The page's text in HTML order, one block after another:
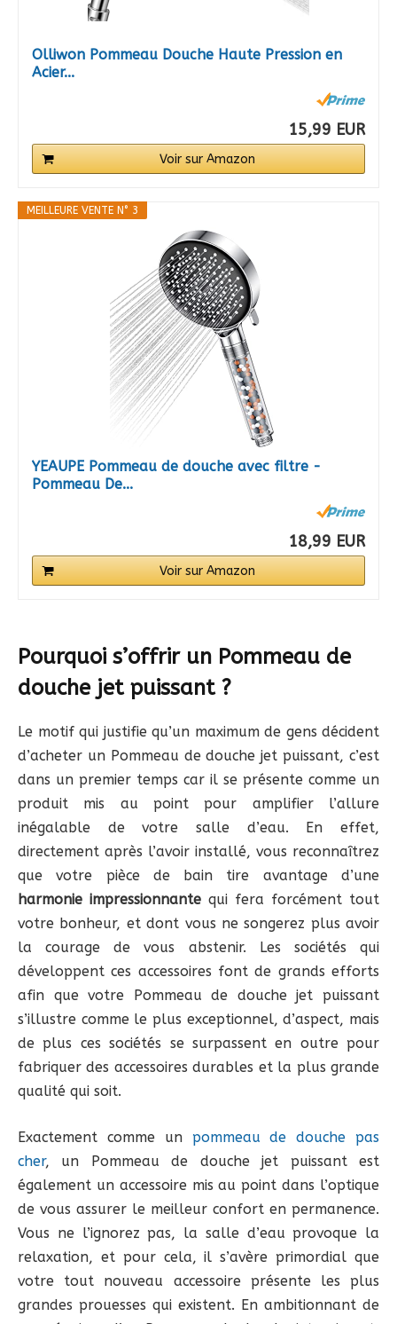
Olliwon Pommeau Douche Haute Pression en
Acier...
15,99 EUR
Voir sur Amazon
MEILLEURE VENTE N° 3
YEAUPE Pommeau de douche avec filtre -
Pommeau De...
18,99 EUR
Voir sur Amazon
Pourquoi s’offrir un Pommeau de
douche jet puissant ?
Le motif qui justifie qu’un maximum de gens décident
d’acheter un Pommeau de douche jet puissant, c’est
dans un premier temps car il se présente comme un
produit mis au point pour amplifier l’allure
inégalable de votre salle d’eau. En effet,
directement après l’avoir installé, vous reconnaîtrez
que votre pièce de bain tire avantage d’une
harmonie impressionnante qui fera forcément tout
votre bonheur, et dont vous ne songerez plus avoir
la courage de vous abstenir. Les sociétés qui
développent ces accessoires font de grands efforts
afin que votre Pommeau de douche jet puissant
s’illustre comme le plus exceptionnel, d’aspect, mais
de plus ces sociétés se surpassent en outre pour
fabriquer des accessoires durables et la plus grande
qualité qui soit.
Exactement comme un pommeau de douche pas
cher, un Pommeau de douche jet puissant est
également un accessoire mis au point dans l’optique
de vous assurer le meilleur confort en permanence.
Vous ne l’ignorez pas, la salle d’eau provoque la
relaxation, et pour cela, il s’avère primordial que
votre tout nouveau accessoire présente les plus
grandes prouesses qui existent. En ambitionnant de